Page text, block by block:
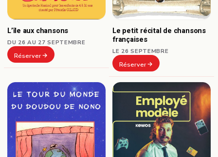
L’île aux chansons
DU 26 AU 27 SEPTEMBRE
Réserver
Le petit récital de chansons
françaises
LE 26 SEPTEMBRE
Réserver